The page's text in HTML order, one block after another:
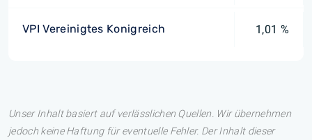
VPI Vereinigtes Konigreich 1,01 %
Unser Inhalt basiert auf verlässlichen Quellen. Wir übernehmen
jedoch keine Haftung für eventuelle Fehler. Der Inhalt dieser